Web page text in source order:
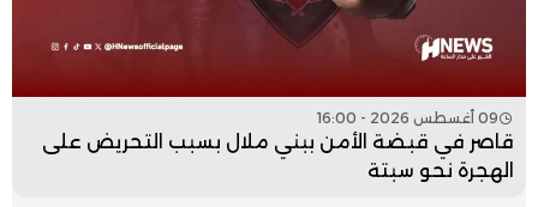
09 أغسطس 2026 - 16:00
قاصر في قبضة الأمن ببني ملال بسبب التحريض على
الهجرة نحو سبتة